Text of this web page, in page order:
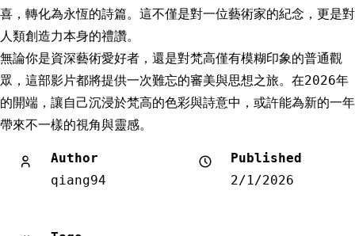
喜，轉化為永恆的詩篇。這不僅是對一位藝術家的紀念，更是對
人類創造力本身的禮讚。
無論你是資深藝術愛好者，還是對梵高僅有模糊印象的普通觀
眾，這部影片都將提供一次難忘的審美與思想之旅。在2026年
的開端，讓自己沉浸於梵高的色彩與詩意中，或許能為新的一年
帶來不一樣的視角與靈感。
Author
qiang94
Published
2/1/2026